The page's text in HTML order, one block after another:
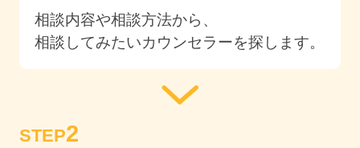
相談内容や相談方法から、
相談してみたいカウンセラーを探します。
STEP2